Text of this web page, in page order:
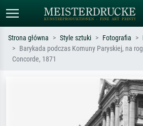
Wyszukiwanie standardowe
impresjonizm, fala Hokusaia, akt.
Strona główna Style sztuki Fotografia
Barykada podczas Komuny Paryskiej, na
Concorde, 1871